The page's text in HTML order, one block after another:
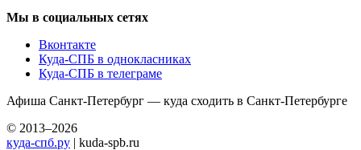
Мы в социальных сетях
Вконтакте
Куда-СПБ в однокласниках
Куда-СПБ в телеграме
Афиша Санкт-Петербург — куда сходить в Санкт-Петербурге
© 2013–2026
куда-спб.ру | kuda-spb.ru